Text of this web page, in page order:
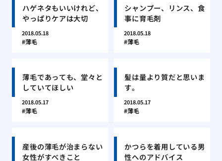
ハゲネタもいいけれど、
やっぱりケアは大切
2018.05.18
薄毛
シャンプー、リンス、食
事に育毛剤
2018.05.18
薄毛
薄毛であっても、堂々と
していてほしい
2018.05.17
薄毛
髪は量より質だと思いま
す。
2018.05.17
薄毛
産後の薄毛が治まらない
女性がすべきこと
かつらを着用している男
性へのアドバイス